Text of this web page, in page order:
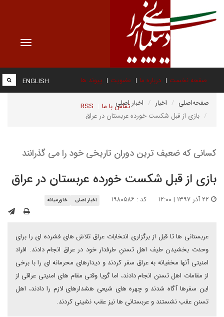
Toggle
صفحه نخست درباره ما عضویت پیوند ها
تماس با ما RSS
ENGLISH
صفحه‌اصلی اخبار
اخبار اصلی
بازی از قبل شکست خورده عربستان در عراق
کسانی که ضعیف ترین دوران تاریخی خود را می گذرانند
بازی از قبل شکست خورده عربستان در عراق
کد : ۱۹۸۰۵۸۶ اخبار اصلی خاورمیانه
عربستانی ها تا قبل از برگزاری انتخابات عراق تلاش های فشرده ای را برای
وحدت بخشیدن طیف اهل تسننِ طرفدار خود در عراق انجام دادند. افراد
امنیتی آنها مخفیانه به عراق سفر کردند و دیدارهای محرمانه ای را با برخی
از مقامات اهل تسنن انجام دادند، اما گویا وقتی مقام های امنیتی عراقی از
این سفرها آگاه شدند و چهره های شیعی هشدارهای لازم را دادند، اهل
تسنن عقب نشستند و عربستانی ها نیز عقب نشینی کردند.